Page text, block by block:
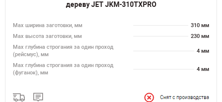
дереву JET JKM-310TXPRO
Мах ширина заготовки, мм
310 мм
Мах высота заготовки, мм
230 мм
Мах глубина строгания за один проход
(рейсмус), мм
4 мм
Мах глубина строгания за один проход
(фуганок), мм
4 мм